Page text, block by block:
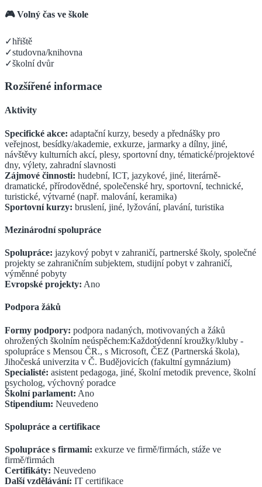
🎮 Volný čas ve škole
✓hřiště
✓studovna/knihovna
✓školní dvůr
Rozšířené informace
Aktivity
Specifické akce: adaptační kurzy, besedy a přednášky pro
veřejnost, besídky/akademie, exkurze, jarmarky a dílny, jiné,
návštěvy kulturních akcí, plesy, sportovní dny, tématické/projektové
dny, výlety, zahradní slavnosti
Zájmové činnosti: hudební, ICT, jazykové, jiné, literárně-
dramatické, přírodovědné, společenské hry, sportovní, technické,
turistické, výtvarné (např. malování, keramika)
Sportovní kurzy: bruslení, jiné, lyžování, plavání, turistika
Mezinárodní spolupráce
Spolupráce: jazykový pobyt v zahraničí, partnerské školy, společné
projekty se zahraničním subjektem, studijní pobyt v zahraničí,
výměnné pobyty
Evropské projekty: Ano
Podpora žáků
Formy podpory: podpora nadaných, motivovaných a žáků
ohrožených školním neúspěchem:Každotýdenní kroužky/kluby -
spolupráce s Mensou ČR., s Microsoft, ČEZ (Partnerská škola),
Jihočeská univerzita v Č. Budějovicích (fakultní gymnázium)
Specialisté: asistent pedagoga, jiné, školní metodik prevence, školní
psycholog, výchovný poradce
Školní parlament: Ano
Stipendium: Neuvedeno
Spolupráce a certifikace
Spolupráce s firmami: exkurze ve firmě/firmách, stáže ve
firmě/firmách
Certifikáty: Neuvedeno
Další vzdělávání: IT certifikace